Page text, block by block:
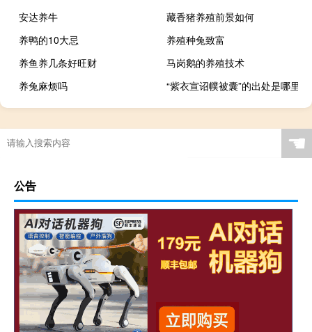
安达养牛
藏香猪养殖前景如何
养鸭的10大忌
养殖种兔致富
养鱼养几条好旺财
马岗鹅的养殖技术
养兔麻烦吗
“紫衣宣诏幞被囊”的出处是哪里
☚
公告